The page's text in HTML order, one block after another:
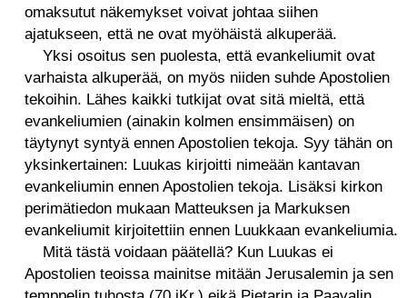
omaksutut näkemykset voivat johtaa siihen
ajatukseen, että ne ovat myöhäistä alkuperää.
Yksi osoitus sen puolesta, että evankeliumit ovat
varhaista alkuperää, on myös niiden suhde Apostolien
tekoihin. Lähes kaikki tutkijat ovat sitä mieltä, että
evankeliumien (ainakin kolmen ensimmäisen) on
täytynyt syntyä ennen Apostolien tekoja. Syy tähän on
yksinkertainen: Luukas kirjoitti nimeään kantavan
evankeliumin ennen Apostolien tekoja. Lisäksi kirkon
perimätiedon mukaan Matteuksen ja Markuksen
evankeliumit kirjoitettiin ennen Luukkaan evankeliumia.
Mitä tästä voidaan päätellä? Kun Luukas ei
Apostolien teoissa mainitse mitään Jerusalemin ja sen